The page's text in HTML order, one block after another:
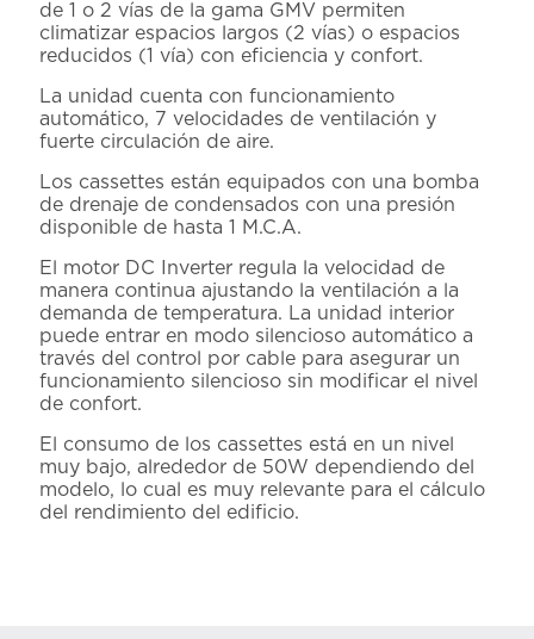
de 1 o 2 vías de la gama GMV permiten
climatizar espacios largos (2 vías) o espacios
reducidos (1 vía) con eficiencia y confort.
La unidad cuenta con funcionamiento
automático, 7 velocidades de ventilación y
fuerte circulación de aire.
Los cassettes están equipados con una bomba
de drenaje de condensados con una presión
disponible de hasta 1 M.C.A.
El motor DC Inverter regula la velocidad de
manera continua ajustando la ventilación a la
demanda de temperatura. La unidad interior
puede entrar en modo silencioso automático a
través del control por cable para asegurar un
funcionamiento silencioso sin modificar el nivel
de confort.
El consumo de los cassettes está en un nivel
muy bajo, alrededor de 50W dependiendo del
modelo, lo cual es muy relevante para el cálculo
del rendimiento del edificio.